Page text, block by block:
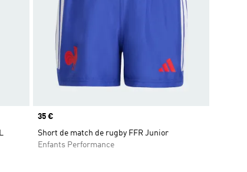
Prix
35 €
Short de match de rugby FFR Junior
Enfants Performance